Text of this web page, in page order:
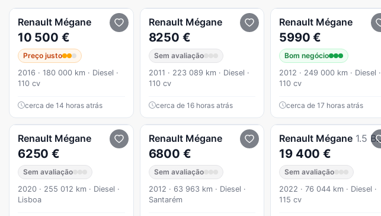
Renault Mégane
10 500 €
Preço justo
2016 · 180 000 km · Diesel ·
110 cv
cerca de 14 horas atrás
Renault Mégane
8250 €
Sem avaliação
2011 · 223 089 km · Diesel ·
110 cv
cerca de 16 horas atrás
Renault Mégane
5990 €
Bom negócio
2012 · 249 000 km · Diesel ·
110 cv
cerca de 17 horas atrás
Renault Mégane
6250 €
Sem avaliação
2020 · 255 012 km · Diesel ·
Lisboa
Renault Mégane
6800 €
Sem avaliação
2012 · 63 963 km · Diesel ·
Santarém
Renault Mégane 1.5 Blue dCi Intens EDC
19 400 €
Sem avaliação
2022 · 76 044 km · Diesel ·
115 cv